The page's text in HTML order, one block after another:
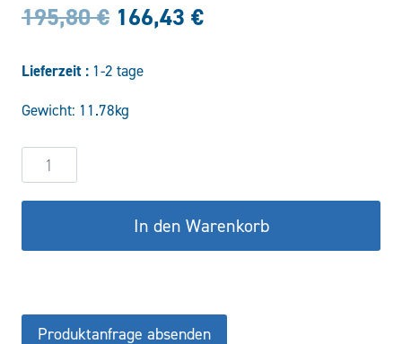
195,80€ Ursprünglicher
war:
195,80 €
166,43 €Aktueller
Lieferzeit : 1-2 tage
Gewicht: 11.78kg
Hydraulikzylinder
DW50/30-
700
Menge
In den Warenkorb
Produktanfrage absenden